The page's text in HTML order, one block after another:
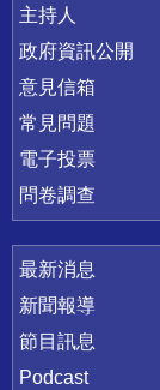
主持人
政府資訊公開
意見信箱
常見問題
電子投票
問卷調查
最新消息
新聞報導
節目訊息
Podcast